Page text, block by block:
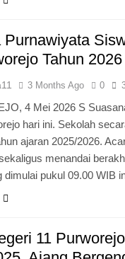
Purnawiyata
Tahun 2026
3 Months Ago 0
4 Mei 2026 S
hari ini. Sekolah
ajaran 2025/2026.
menandai
dimulai pukul 09.00 WIB
11